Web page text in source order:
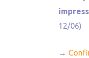
12/06)
→